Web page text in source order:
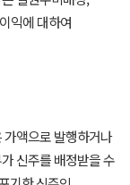
익에 대하여
액으로 발행하거나
신주를 배정받을 수